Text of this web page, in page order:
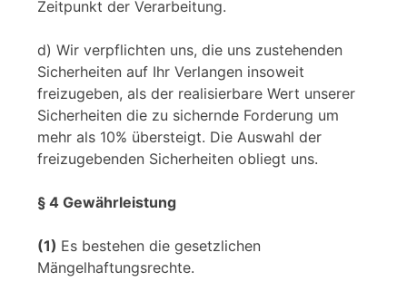
Zeitpunkt der Verarbeitung.
d) Wir verpflichten uns, die uns zustehenden
Sicherheiten auf Ihr Verlangen insoweit
freizugeben, als der realisierbare Wert unserer
Sicherheiten die zu sichernde Forderung um
mehr als 10% übersteigt. Die Auswahl der
freizugebenden Sicherheiten obliegt uns.
§ 4 Gewährleistung
(1) Es bestehen die gesetzlichen
Mängelhaftungsrechte.